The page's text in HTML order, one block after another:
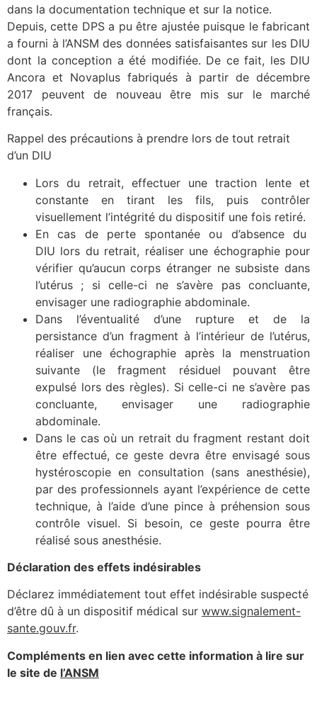
dans la documentation technique et sur la notice.
Depuis, cette DPS a pu être ajustée puisque le fabricant
a fourni à l’ANSM des données satisfaisantes sur les DIU
dont la conception a été modifiée. De ce fait, les DIU
Ancora et Novaplus fabriqués à partir de décembre
2017 peuvent de nouveau être mis sur le marché
français.
Rappel des précautions à prendre lors de tout retrait
d’un DIU
Lors du retrait, effectuer une traction lente et
constante en tirant les fils, puis contrôler
visuellement l’intégrité du dispositif une fois retiré.
En cas de perte spontanée ou d’absence du
DIU lors du retrait, réaliser une échographie pour
vérifier qu’aucun corps étranger ne subsiste dans
l’utérus ; si celle-ci ne s’avère pas concluante,
envisager une radiographie abdominale.
Dans l’éventualité d’une rupture et de la
persistance d’un fragment à l’intérieur de l’utérus,
réaliser une échographie après la menstruation
suivante (le fragment résiduel pouvant être
expulsé lors des règles). Si celle-ci ne s’avère pas
concluante, envisager une radiographie
abdominale.
Dans le cas où un retrait du fragment restant doit
être effectué, ce geste devra être envisagé sous
hystéroscopie en consultation (sans anesthésie),
par des professionnels ayant l’expérience de cette
technique, à l’aide d’une pince à préhension sous
contrôle visuel. Si besoin, ce geste pourra être
réalisé sous anesthésie.
Déclaration des effets indésirables
Déclarez immédiatement tout effet indésirable suspecté
d’être dû à un dispositif médical sur www.signalement-
sante.gouv.fr.
Compléments en lien avec cette information à lire sur
le site de l’ANSM